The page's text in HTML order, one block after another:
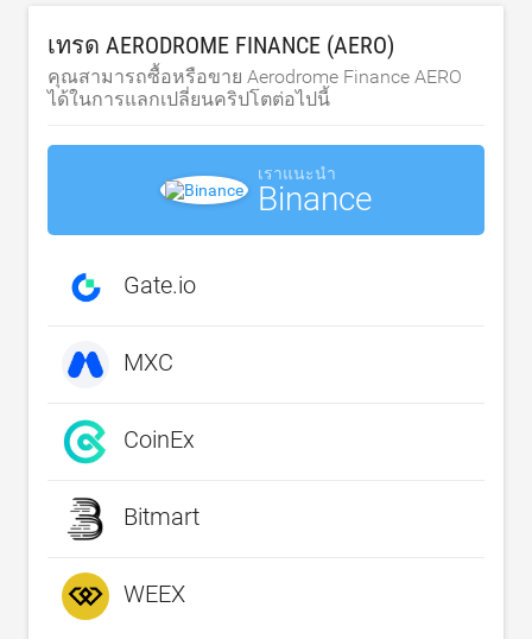
เทรด AERODROME FINANCE (AERO)
คุณสามารถซื้อหรือขาย Aerodrome Finance AERO
ได้ในการแลกเปลี่ยนคริปโตต่อไปนี้
เราแนะนำ
Binance
Gate.io
MXC
CoinEx
Bitmart
WEEX